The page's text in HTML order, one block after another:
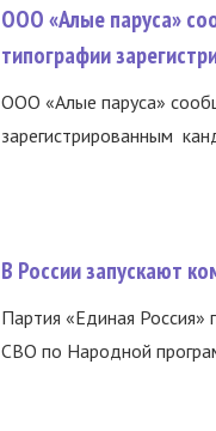
ООО «Алые паруса»
типографии
ООО «Алые паруса»
зарегистрированным
В России запускают
Партия «Единая
СВО по Народной